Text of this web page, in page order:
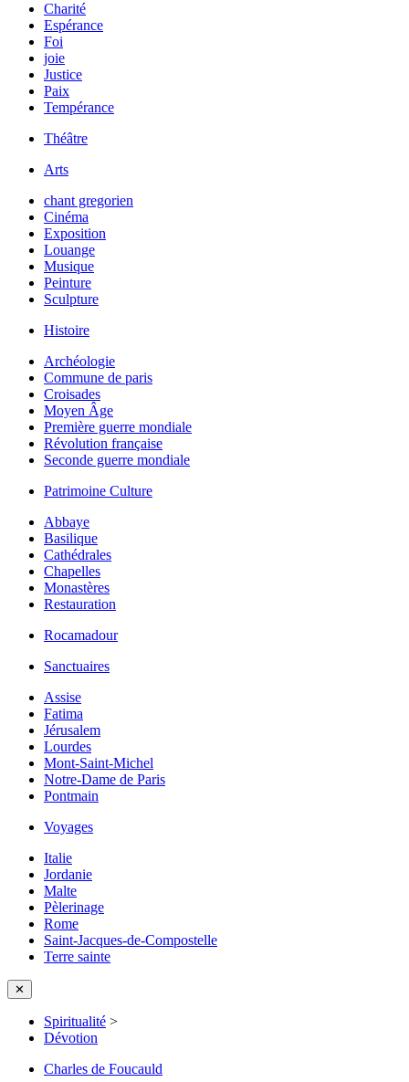
Charité
Espérance
Foi
joie
Justice
Paix
Tempérance
Théâtre
Arts
chant gregorien
Cinéma
Exposition
Louange
Musique
Peinture
Sculpture
Histoire
Archéologie
Commune de paris
Croisades
Moyen Âge
Première guerre mondiale
Révolution française
Seconde guerre mondiale
Patrimoine Culture
Abbaye
Basilique
Cathédrales
Chapelles
Monastères
Restauration
Rocamadour
Sanctuaires
Assise
Fatima
Jérusalem
Lourdes
Mont-Saint-Michel
Notre-Dame de Paris
Pontmain
Voyages
Italie
Jordanie
Malte
Pèlerinage
Rome
Saint-Jacques-de-Compostelle
Terre sainte
✕
Spiritualité >
Dévotion
Charles de Foucauld